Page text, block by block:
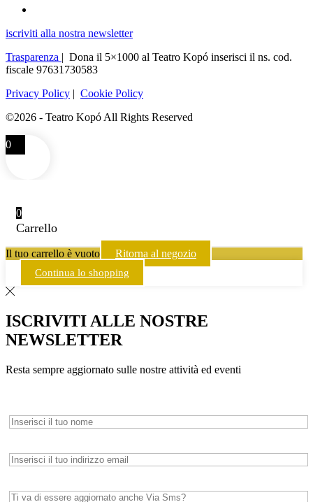
iscriviti alla nostra newsletter
Trasparenza | Dona il 5×1000 al Teatro Kopó inserisci il ns. cod.
fiscale 97631730583
Privacy Policy | Cookie Policy
©2026 - Teatro Kopó All Rights Reserved
0
0
Carrello
Il tuo carrello è vuoto Ritorna al negozio
Continua lo shopping
ISCRIVITI ALLE NOSTRE
NEWSLETTER
Resta sempre aggiornato sulle nostre attività ed eventi